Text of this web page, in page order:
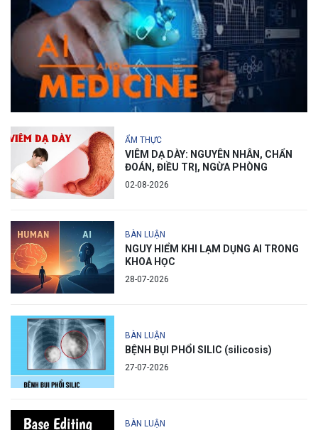
ẨM THỰC
VIÊM DẠ DÀY: NGUYÊN NHÂN, CHẨN
ĐOÁN, ĐIỀU TRỊ, NGỪA PHÒNG
02-08-2026
BÀN LUẬN
NGUY HIỂM KHI LẠM DỤNG AI TRONG
KHOA HỌC
28-07-2026
BÀN LUẬN
BỆNH BỤI PHỔI SILIC (silicosis)
27-07-2026
BÀN LUẬN